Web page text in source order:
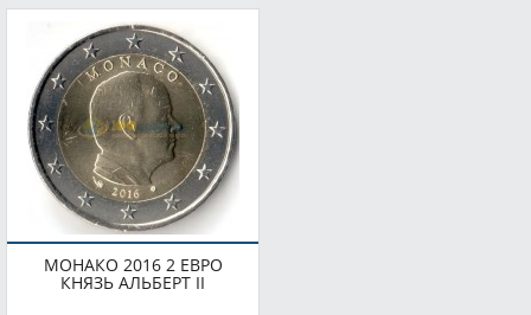
МОНАКО 2016 2 ЕВРО
КНЯЗЬ АЛЬБЕРТ II